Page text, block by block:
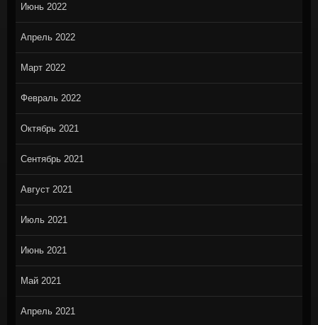
Июнь 2022
Апрель 2022
Март 2022
Февраль 2022
Октябрь 2021
Сентябрь 2021
Август 2021
Июль 2021
Июнь 2021
Май 2021
Апрель 2021